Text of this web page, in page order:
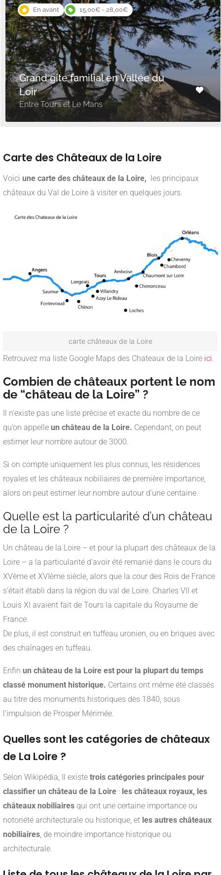
En avant 15,00€ - 28,00€
Grand gîte familial en Vallée du
Loir
Entre Tours et Le Mans
Carte des Châteaux de la Loire
Voici une carte des châteaux de la Loire, les principaux
châteaux du Val de Loire à visiter en quelques jours.
carte châteaux de la Loire
Retrouvez ma liste Google Maps des Chateaux de la Loire ici
Combien de châteaux portent le nom
de “château de la Loire” ?
Il n’existe pas une liste précise et exacte du nombre de ce
qu’on appelle un château de la Loire. Cependant, on peut
estimer leur nombre autour de 3000.
Si on compte uniquement les plus connus, les résidences
royales et les châteaux nobiliaires de première importance,
alors on peut estimer leur nombre autour d’une centaine.
Quelle est la particularité d’un château
de la Loire ?
Un château de la Loire – et pour la plupart des châteaux de la
Loire – a la particularité d’avoir été remanié dans le cours du
XVème et XVIème siècle, alors que la cour des Rois de France
s’était établi dans la région du val de Loire. Charles VII et
Louis XI avaient fait de Tours la capitale du Royaume de
France.
De plus, il est construit en tuffeau uronien, ou en briques avec
des chaînages en tuffeau.
Enfin un château de la Loire est pour la plupart du temps
classé monument historique. Certains ont même été classés
au titre des monuments historiques dès 1840, sous
l’impulsion de Prosper Mérimée.
Quelles sont les catégories de châteaux
de La Loire ?
Selon Wikipédia, Il existe trois catégories principales pour
classifier un château de la Loire : les châteaux royaux, les
châteaux nobiliaires qui ont une certaine importance ou
notoriété architecturale ou historique, et les autres châteaux
nobiliaires , de moindre importance historique ou
architecturale.